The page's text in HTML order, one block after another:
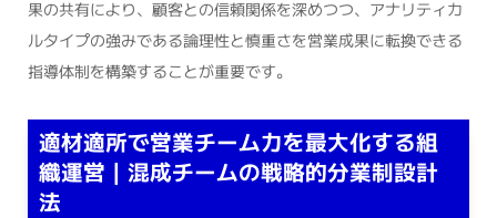
果の共有により、顧客との信頼関係を深めつつ、アナリティカ
ルタイプの強みである論理性と慎重さを営業成果に転換できる
指導体制を構築することが重要です。
適材適所で営業チーム力を最大化する組
織運営｜混成チームの戦略的分業制設計
法